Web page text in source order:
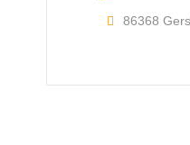
86368